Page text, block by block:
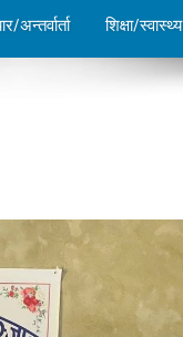
अन्तर्वार्ता शिक्षा/स्वास्थ्य